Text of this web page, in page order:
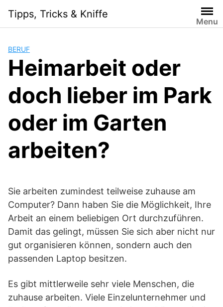
content
Tipps, Tricks & Kniffe
Menu
BERUF
Heimarbeit oder
doch lieber im Park
oder im Garten
arbeiten?
Sie arbeiten zumindest teilweise zuhause am
Computer? Dann haben Sie die Möglichkeit, Ihre
Arbeit an einem beliebigen Ort durchzuführen.
Damit das gelingt, müssen Sie sich aber nicht nur
gut organisieren können, sondern auch den
passenden Laptop besitzen.
Es gibt mittlerweile sehr viele Menschen, die
zuhause arbeiten. Viele Einzelunternehmer und